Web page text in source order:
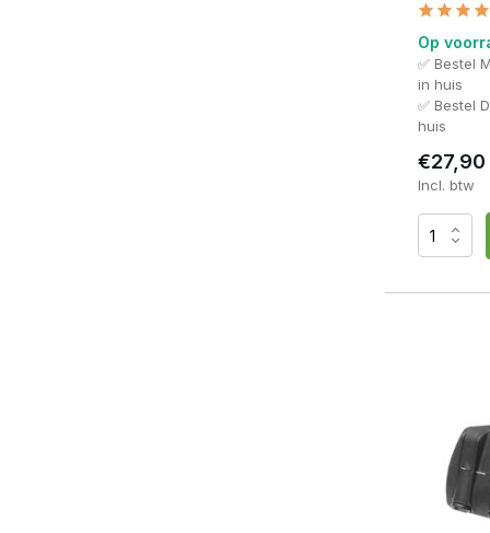
Op
✅ Bestel
in huis
✅ Bestel
huis
€27,90
Incl. btw